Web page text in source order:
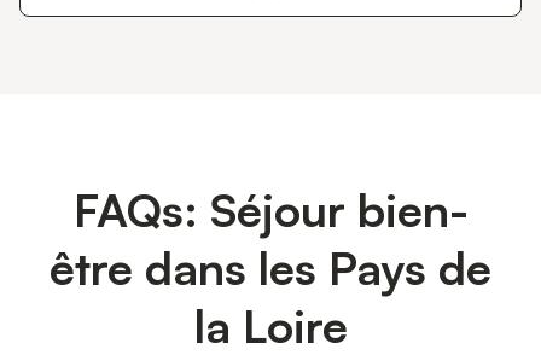
FAQs: Séjour bien-
être dans les Pays de
la Loire